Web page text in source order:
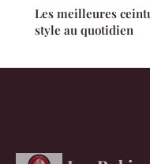
Les meilleures
style au quotidien